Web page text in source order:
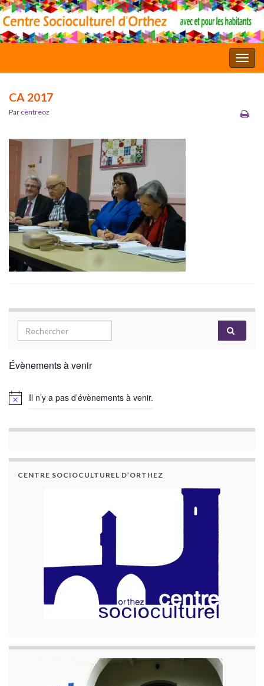
CA 2017
Par centreoz
Évènements à venir
Il n’y a pas d’évènements à venir.
CENTRE SOCIOCULTUREL D’ORTHEZ